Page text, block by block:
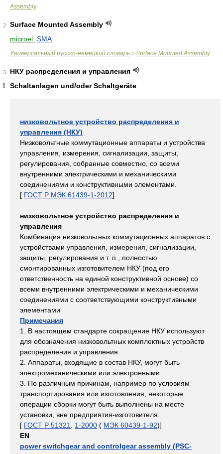
Assembly
2
Surface Mounted Assembly
microel. SMA
Универсальный русско-немецкий словарь > Surface Mounted Assembly
3
НКУ распределения и управления
Schaltanlagen und/oder Schaltgeräte
низковольтное устройство распределения и
управления (НКУ)
Низковольтные коммутационные аппараты и устройства
управления, измерения, сигнализации, защиты,
регулирования, собранные совместно, со всеми
внутренними электрическими и механическими
соединениями и конструктивными элементами.
[ ГОСТ Р МЭК 61439-1-2012]
низковольтное устройство распределения и
управления
Комбинация низковольтных коммутационных аппаратов с
устройствами управления, измерения, сигнализации,
защиты, регулирования и т. п., полностью
смонтированных изготовителем НКУ (под его
ответственность на единой конструктивной основе) со
всеми внутренними электрическими и механическими
соединениями с соответствующими конструктивными
элементами
Примечания
1. В настоящем стандарте сокращение НКУ используют
для обозначения низковольтных комплектных устройств
распределения и управления.
2. Аппараты, входящие в состав НКУ, могут быть
электромеханическими или электронными.
3. По различным причинам, например по условиям
транспортирования или изготовления, некоторые
операции сборки могут быть выполнены на месте
установки, вне предприятия-изготовителя.
[ ГОСТ Р 51321 1-2000 ( МЭК 60439-1-92)]
EN
power switchgear and controlgear assembly (PSC-